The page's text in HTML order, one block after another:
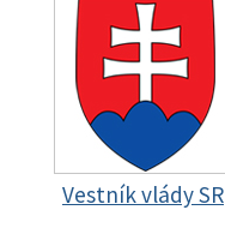
Vestník vlády SR